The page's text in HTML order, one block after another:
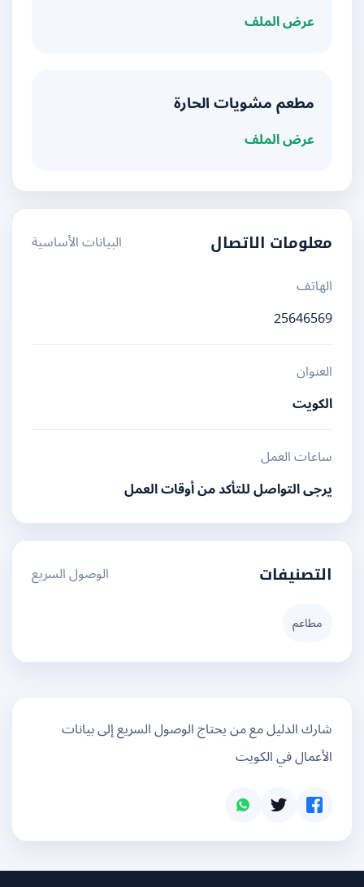
عرض الملف
مطعم مشويات الحارة
عرض الملف
معلومات الاتصال
البيانات الأساسية
الهاتف
25646569
العنوان
الكويت
ساعات العمل
يرجى التواصل للتأكد من أوقات العمل
التصنيفات الوصول السريع
شارك الدليل مع من يحتاج الوصول السريع إلى بيانات
الأعمال في الكويت